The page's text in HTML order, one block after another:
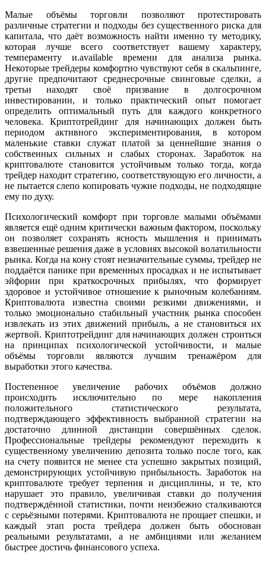
Малые объёмы торговли позволяют протестировать
различные стратегии и подходы без существенного риска для
капитала, что даёт возможность найти именно ту методику,
которая лучше всего соответствует вашему характеру,
темпераменту и.available времени для анализа рынка.
Некоторые трейдеры комфортно чувствуют себя в скальпинге,
другие предпочитают среднесрочные свинговые сделки, а
третьи находят своё призвание в долгосрочном
инвестировании, и только практический опыт помогает
определить оптимальный путь для каждого конкретного
человека. Криптотрейдинг для начинающих должен быть
периодом активного экспериментирования, в котором
маленькие ставки служат платой за ценнейшие знания о
собственных сильных и слабых сторонах. Заработок на
криптовалюте становится устойчивым только тогда, когда
трейдер находит стратегию, соответствующую его личности, а
не пытается слепо копировать чужие подходы, не подходящие
ему по духу.
Психологический комфорт при торговле малыми объёмами
является ещё одним критически важным фактором, поскольку
он позволяет сохранять ясность мышления и принимать
взвешенные решения даже в условиях высокой волатильности
рынка. Когда на кону стоят незначительные суммы, трейдер не
поддаётся панике при временных просадках и не испытывает
эйфории при краткосрочных прибылях, что формирует
здоровое и устойчивое отношение к рыночным колебаниям.
Криптовалюта известна своими резкими движениями, и
только эмоционально стабильный участник рынка способен
извлекать из этих движений прибыль, а не становиться их
жертвой. Криптотрейдинг для начинающих должен строиться
на принципах психологической устойчивости, и малые
объёмы торговли являются лучшим тренажёром для
выработки этого качества.
Постепенное увеличение рабочих объёмов должно
происходить исключительно по мере накопления
положительного статистического результата,
подтверждающего эффективность выбранной стратегии на
достаточно длинной дистанции совершённых сделок.
Профессиональные трейдеры рекомендуют переходить к
существенному увеличению депозита только после того, как
на счету появится не менее ста успешно закрытых позиций,
демонстрирующих устойчивую прибыльность. Заработок на
криптовалюте требует терпения и дисциплины, и те, кто
нарушает это правило, увеличивая ставки до получения
подтверждённой статистики, почти неизбежно сталкиваются
с серьёзными потерями. Криптовалюта не прощает спешки, и
каждый этап роста трейдера должен быть обоснован
реальными результатами, а не амбициями или желанием
быстрее достичь финансового успеха.